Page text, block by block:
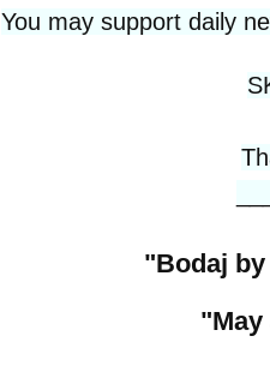
You may support daily
"Bodaj